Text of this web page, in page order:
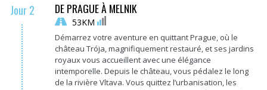
Jour 2 DE PRAGUE À MELNIK
53KM
Démarrez votre aventure en quittant Prague, où le
château Trója, magnifiquement restauré, et ses jardins
royaux vous accueillent avec une élégance
intemporelle. Depuis le château, vous pédalez le long
de la rivière Vltava. Vous quittez l’urbanisation, les